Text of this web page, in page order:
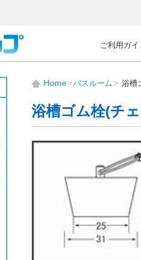
ご利用ガイ
Home バスルーム 浴槽
浴槽ゴム栓(チ